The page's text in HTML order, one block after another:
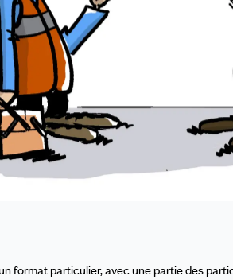
format particulier, avec une partie des